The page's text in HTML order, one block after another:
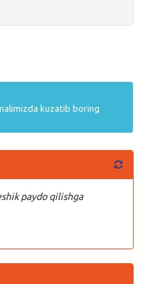
kuzatib boring
paydo qilishga